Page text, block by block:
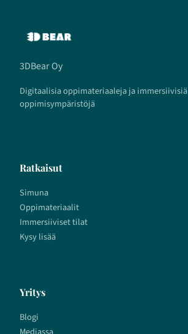
3DBear Oy
Digitaalisia oppimateriaaleja ja immersiivisiä
oppimisympäristöjä
Ratkaisut
Simuna
Oppimateriaalit
Immersiiviset tilat
Kysy lisää
Yritys
Blogi